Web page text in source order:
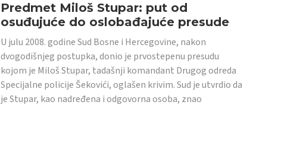
Predmet Miloš Stupar: put od
osuđujuće do oslobađajuće presude
U julu 2008. godine Sud Bosne i Hercegovine, nakon
dvogodišnjeg postupka, donio je prvostepenu presudu
kojom je Miloš Stupar, tadašnji komandant Drugog odreda
Specijalne policije Šekovići, oglašen krivim. Sud je utvrdio da
je Stupar, kao nadređena i odgovorna osoba, znao